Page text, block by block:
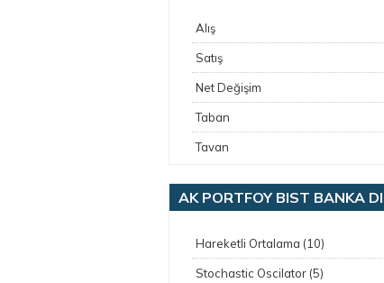
Alış
Satış
Net Değişim
Taban
Tavan
AK PORTFOY BIST BANKA
Hareketli Ortalama (10)
Stochastic Oscilator (5)